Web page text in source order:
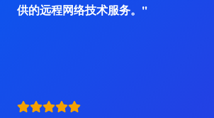
供的远程网络技术服务。"